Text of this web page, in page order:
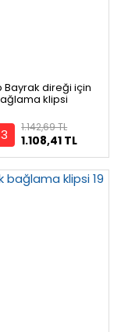
Bayrak direği için
klipsi
1.108,41 TL
1.142,69 TL